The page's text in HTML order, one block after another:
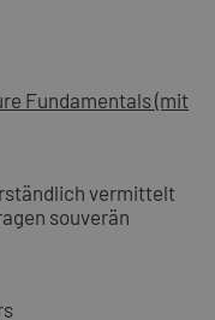
Fundamentals (mit
vermittelt
souverän